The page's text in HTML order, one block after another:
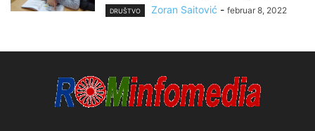
DRUŠTVO Zoran Saitović - februar 8, 2022